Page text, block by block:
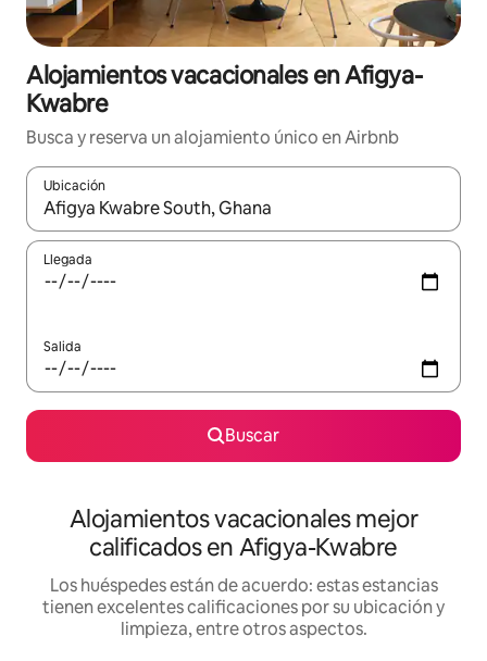
Alojamientos vacacionales en Afigya-
Kwabre
Busca y reserva un alojamiento único en Airbnb
Ubicación
Cuando los resultados estén disponibles, podrás navegar
Llegada
Salida
Buscar
Alojamientos vacacionales mejor
calificados en Afigya-Kwabre
Los huéspedes están de acuerdo: estas estancias
tienen excelentes calificaciones por su ubicación y
limpieza, entre otros aspectos.